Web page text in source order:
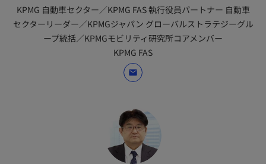
KPMG 自動車セクター／KPMG FAS 執行役員パートナー 自動車
セクターリーダー／KPMGジャパン グローバルストラテジーグル
ープ統括／KPMGモビリティ研究所コアメンバー
KPMG FAS
mail